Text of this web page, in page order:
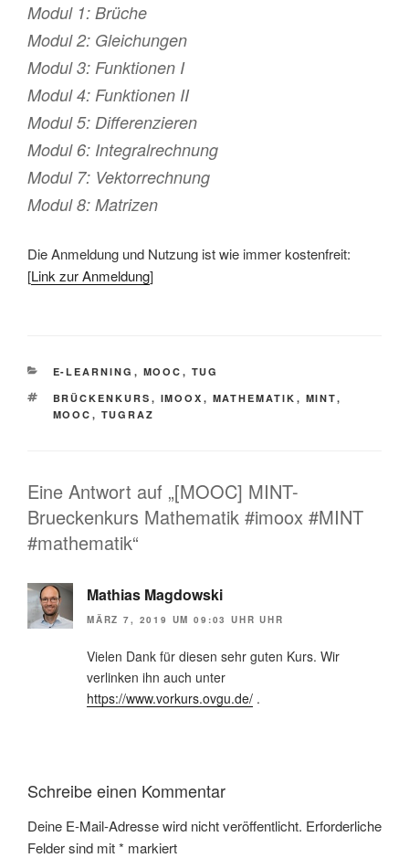
Modul 1: Brüche
Modul 2: Gleichungen
Modul 3: Funktionen I
Modul 4: Funktionen II
Modul 5: Differenzieren
Modul 6: Integralrechnung
Modul 7: Vektorrechnung
Modul 8: Matrizen
Die Anmeldung und Nutzung ist wie immer kostenfreit:
[Link zur Anmeldung]
KATEGORIEN
E-LEARNING , MOOC , TUG
SCHLAGWÖRTER
BRÜCKENKURS , IMOOX , MATHEMATIK , MINT,
MOOC , TUGRAZ
Eine Antwort auf „[MOOC] MINT-
Brueckenkurs Mathematik #imoox #MINT
#mathematik“
Mathias Magdowski
MÄRZ 7, 2019 UM 09:03 UHR UHR
Vielen Dank für diesen sehr guten Kurs. Wir
verlinken ihn auch unter
https://www.vorkurs.ovgu.de/ .
Schreibe einen Kommentar
Deine E-Mail-Adresse wird nicht veröffentlicht. Erforderliche
Felder sind mit* markiert